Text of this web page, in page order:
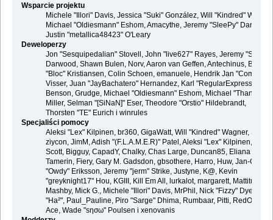
Wsparcie projektu
Michele "Illori" Davis, Jessica "Suki" González, Will "Kindred"
Michael "Oldiesmann" Eshom, Amacythe, Jeremy "SleePy" Darwood
Justin "metallica48423" O'Leary
Deweloperzy
Jon "Sesquipedalian" Stovell, John "live627" Rayes, Jeremy
Darwood, Shawn Bulen, Norv, Aaron van Geffen, Antechinus, Bjoern
"Bloc" Kristiansen, Colin Schoen, emanuele, Hendrik Jan "Compuart"
Visser, Juan "JayBachatero" Hernandez, Karl "RegularExpression"
Benson, Grudge, Michael "Oldiesmann" Eshom, Michael "Thantos"
Miller, Selman "[SiNaN]" Eser, Theodore "Orstio" Hildebrandt,
Thorsten "TE" Eurich i winrules
Specjaliści pomocy
Aleksi "Lex" Kilpinen, br360, GigaWatt, Will "Kindred" Wagner, Steve,
ziycon, JimM, Adish "(F.L.A.M.E.R)" Patel, Aleksi "Lex" Kilpinen, Ben
Scott, Bigguy, CapadY, Chalky, Chas Large, Duncan85, Eliana
Tamerin, Fiery, Gary M. Gadsdon, gbsothere, Harro, Huw, Jan-Olof
"Owdy" Eriksson, Jeremy "jerm" Strike, Justyne, K@, Kevin
"greyknight17" Hou, KGIII, Kill Em All, lurkalot, margarett, Mattitude,
Mashby, Mick G., Michele "Illori" Davis, MrPhil, Nick "Fizzy" Dyer, Nick
"Ha²", Paul_Pauline, Piro "Sarge" Dhima, Rumbaar, Pitti, RedOne, S-
Ace, Wade "sησω" Poulsen i xenovanis